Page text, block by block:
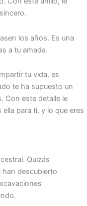
los años. Es una
a tu amada.
tu vida, es
te ha supuesto un
Con este detalle le
para ti, y lo que eres
Quizás
han descubierto